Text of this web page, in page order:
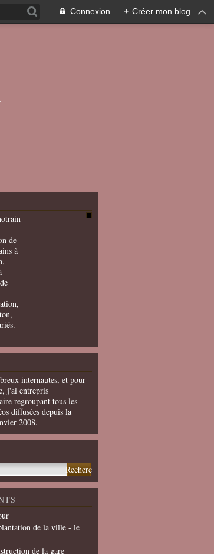
Connexion + Créer mon blog
de
à
internautes, et pour
j'ai entrepris
regroupant tous les
diffusées depuis la
2008.
de la ville - le
de la gare